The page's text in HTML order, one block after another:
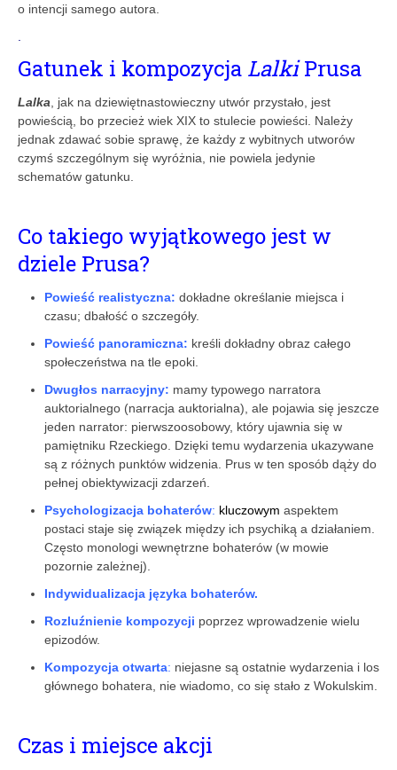
o intencji samego autora.
Gatunek i kompozycja LalkiPrusa
Lalka , jak na dziewiętnastowieczny utwór przystało, jest
powieścią, bo przecież wiek XIX to stulecie powieści. Należy
jednak zdawać sobie sprawę, że każdy z wybitnych utworów
czymś szczególnym się wyróżnia, nie powiela jedynie
schematów gatunku.
Co takiego wyjątkowego jest w
dziele Prusa?
Powieść realistyczna: dokładne określanie miejsca i
czasu; dbałość o szczegóły.
Powieść panoramiczna: kreśli dokładny obraz całego
społeczeństwa na tle epoki.
Dwugłos narracyjny: mamy typowego narratora
auktorialnego (narracja auktorialna), ale pojawia się jeszcze
jeden narrator: pierwszoosobowy, który ujawnia się w
pamiętniku Rzeckiego. Dzięki temu wydarzenia ukazywane
są z różnych punktów widzenia. Prus w ten sposób dąży do
pełnej obiektywizacji zdarzeń.
Psychologizacja bohaterów: kluczowym aspektem
postaci staje się związek między ich psychiką a działaniem.
Często monologi wewnętrzne bohaterów (w mowie
pozornie zależnej).
Indywidualizacja języka bohaterów.
Rozluźnienie kompozycji poprzez wprowadzenie wielu
epizodów.
Kompozycja otwarta: niejasne są ostatnie wydarzenia i los
głównego bohatera, nie wiadomo, co się stało z Wokulskim.
Czas i miejsce akcji